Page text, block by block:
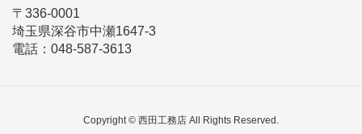
〒336-0001
埼玉県深谷市中瀬1647-3
電話：048-587-3613
Copyright © 西田工務店 All Rights Reserved.